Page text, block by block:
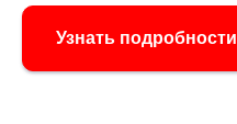
Узнать подробности